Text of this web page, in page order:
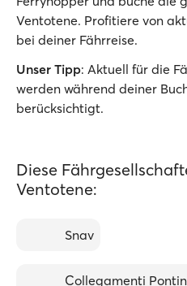
Ventotene. Profitiere von
bei deiner Fährreise.
Unser Tipp: Aktuell für die
werden während deiner
berücksichtigt.
Diese
Ventotene:
Snav
Collegamenti